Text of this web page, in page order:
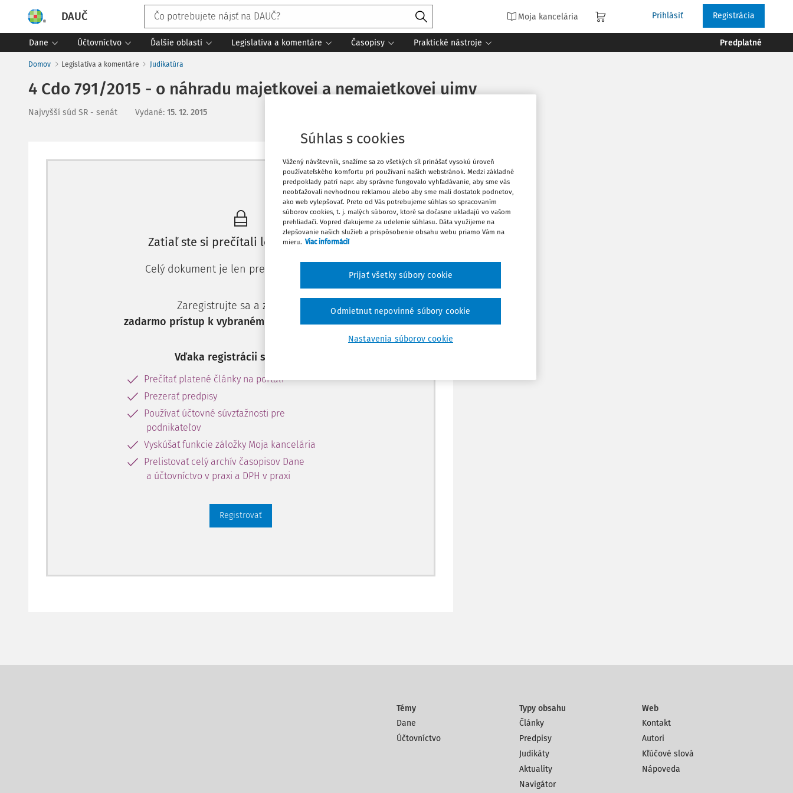
DAUČ Moja kancelária Prihlásiť Registrácia
Dane Účtovníctvo Ďalšie oblasti Legislatíva a komentáre Časopisy Praktické nástroje Predplatné
Domov Legislatíva a komentáre Judikatúra
4 Cdo 791/2015 - o náhradu majetkovej a nemajetkovej ujmy
Najvyšší súd SR - senát Vydané: 15. 12. 2015
Máte predplatné? Prihláste sa
Zatiaľ ste si prečítali len začiatok...
Celý dokument je len pre predplatiteľov.
Zaregistrujte sa a získajte
zadarmo prístup k vybranému obsahu na 10 dní.
Vďaka registrácii si môžete
Prečítať platené články na portáli
Prezerať predpisy
Používať účtovné súvzťažnosti pre
podnikateľov
Vyskúšať funkcie záložky Moja kancelária
Prelistovať celý archív časopisov Dane
a účtovníctvo v praxi a DPH v praxi
Registrovať
Obľúbené
Stiahnuť
Vytlačiť
Témy
Dane
Účtovníctvo
Typy obsahu
Články
Predpisy
Judikáty
Aktuality
Navigátor
Web
Kontakt
Autori
Kľúčové slová
Nápoveda
Súhlas s cookies
Vážený návštevník, snažíme sa zo všetkých síl prinášať vysokú úroveň
používateľského komfortu pri používaní našich webstránok. Medzi základné
predpoklady patrí napr. aby správne fungovalo vyhľadávanie, aby sme vás
neobťažovali nevhodnou reklamou alebo aby sme mali dostatok podnetov,
ako web vylepšovať. Preto od Vás potrebujeme súhlas so spracovaním
súborov cookies, t. j. malých súborov, ktoré sa dočasne ukladajú vo vašom
prehliadači. Vopred ďakujeme za udelenie súhlasu. Dáta využijeme na
zlepšovanie našich služieb a prispôsobenie obsahu webu priamo Vám na
mieru. Viac informácií
Nastavenia súborov cookie
Odmietnut nepovinné súbory cookie
Prijať všetky súbory cookie